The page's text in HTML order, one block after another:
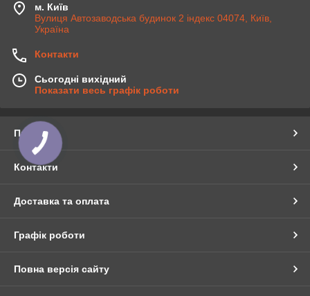
м. Київ
Вулиця Автозаводська будинок 2 індекс 04074, Київ,
Україна
Контакти
Сьогодні вихідний
Показати весь графік роботи
Про нас
Контакти
Доставка та оплата
Графік роботи
Повна версія сайту